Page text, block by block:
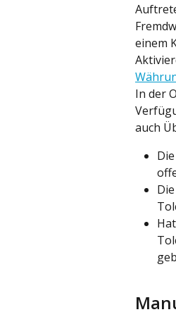
einem
In der
auch
Die